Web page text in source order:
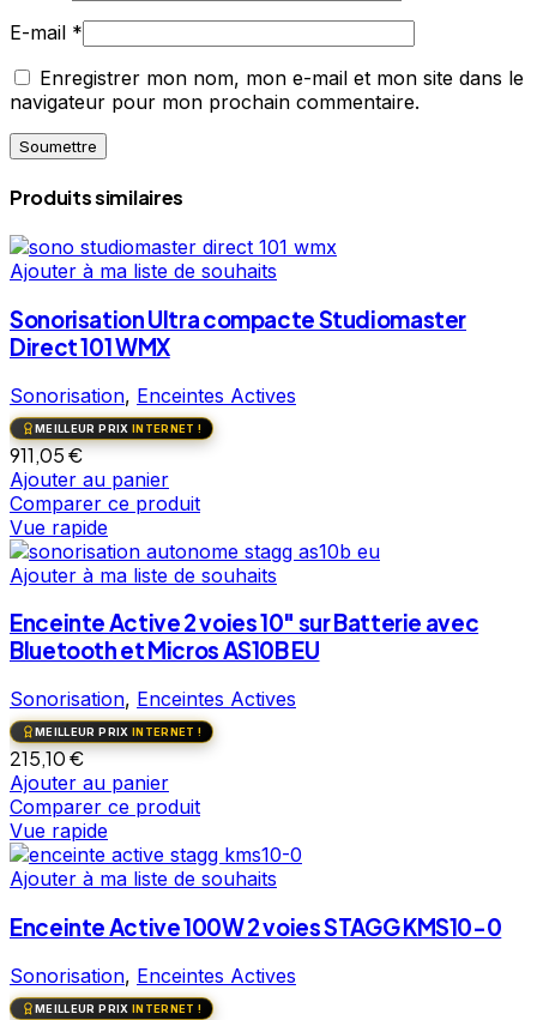
E-mail *
Enregistrer mon nom, mon e-mail et mon site dans le
navigateur pour mon prochain commentaire.
Produits similaires
Ajouter à ma liste de souhaits
Sonorisation Ultra compacte Studiomaster
Direct 101 WMX
Sonorisation, Enceintes Actives
MEILLEUR PRIX INTERNET !
911,05€
Ajouter au panier
Comparer ce produit
Vue rapide
Ajouter à ma liste de souhaits
Enceinte Active 2 voies 10″ sur Batterie avec
Bluetooth et Micros AS10B EU
Sonorisation, Enceintes Actives
MEILLEUR PRIX INTERNET !
215,10€
Ajouter au panier
Comparer ce produit
Vue rapide
Ajouter à ma liste de souhaits
Enceinte Active 100W 2 voies STAGG KMS10-0
Sonorisation, Enceintes Actives
MEILLEUR PRIX INTERNET !